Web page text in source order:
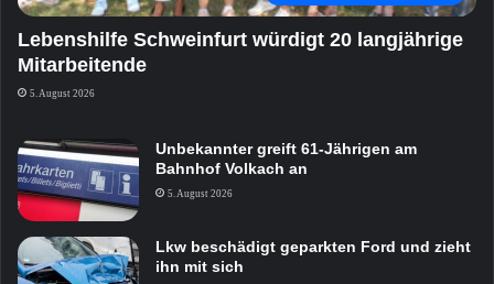
Lebenshilfe Schweinfurt würdigt 20 langjährige
Mitarbeitende
5. August 2026
Unbekannter greift 61-Jährigen am
Bahnhof Volkach an
5. August 2026
Lkw beschädigt geparkten Ford und zieht
ihn mit sich